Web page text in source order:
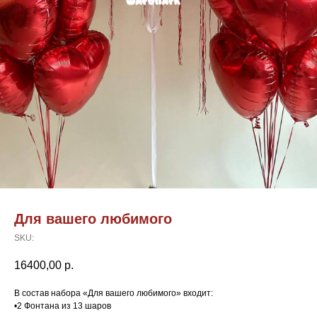
Для вашего любимого
SKU:
16400,00 р.
В состав набора «Для вашего любимого» входит:
•2 Фонтана из 13 шаров